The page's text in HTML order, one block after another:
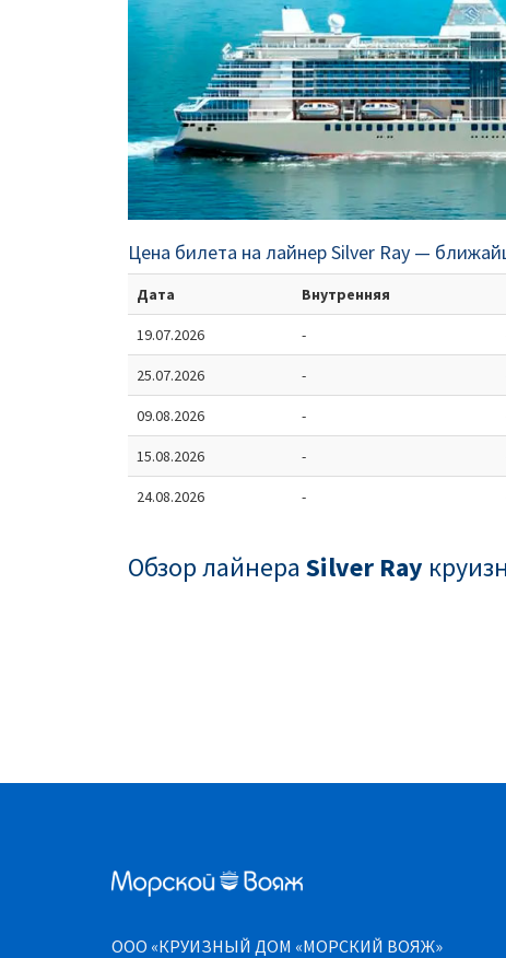
Цена билета на лайнер Silver Ray —
Дата Внутренняя
19.07.2026 -
25.07.2026 -
09.08.2026 -
15.08.2026 -
24.08.2026 -
Обзор лайнера Silver Ray
ООО «КРУИЗНЫЙ ДОМ «МОРСКИЙ ВОЯЖ»